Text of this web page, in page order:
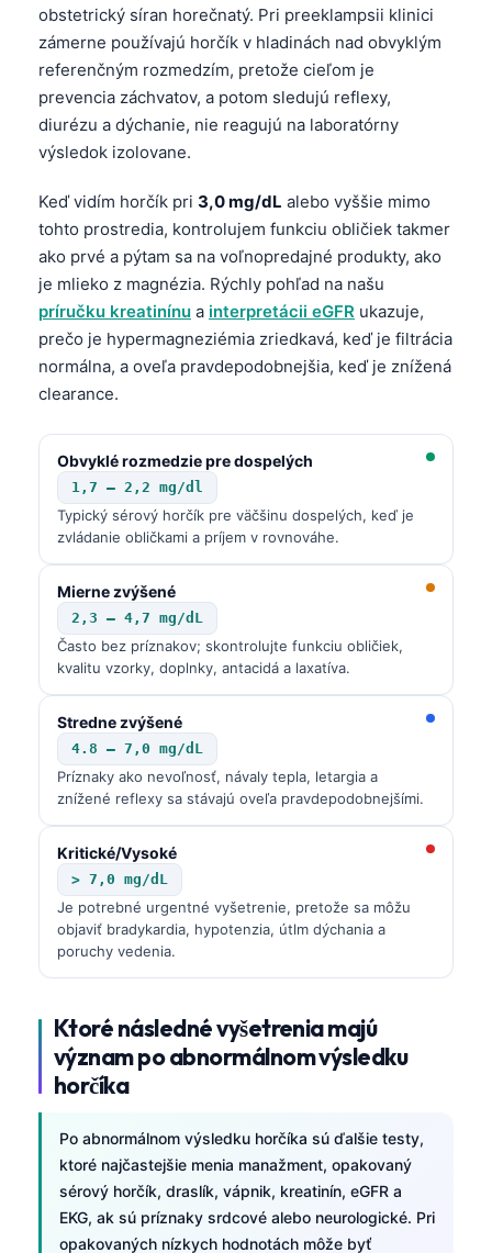
obstetrický síran horečnatý. Pri preeklampsii klinici
zámerne používajú horčík v hladinách nad obvyklým
referenčným rozmedzím, pretože cieľom je
prevencia záchvatov, a potom sledujú reflexy,
diurézu a dýchanie, nie reagujú na laboratórny
výsledok izolovane.
Keď vidím horčík pri 3,0 mg/dL alebo vyššie mimo
tohto prostredia, kontrolujem funkciu obličiek takmer
ako prvé a pýtam sa na voľnopredajné produkty, ako
je mlieko z magnézia. Rýchly pohľad na našu
príručku kreatinínu a interpretácii eGFR ukazuje,
prečo je hypermagneziémia zriedkavá, keď je filtrácia
normálna, a oveľa pravdepodobnejšia, keď je znížená
clearance.
Obvyklé rozmedzie pre dospelých
1,7 – 2,2 mg/dl
Typický sérový horčík pre väčšinu dospelých, keď je
zvládanie obličkami a príjem v rovnováhe.
Mierne zvýšené
2,3 – 4,7 mg/dL
Často bez príznakov; skontrolujte funkciu obličiek,
kvalitu vzorky, doplnky, antacidá a laxatíva.
Stredne zvýšené
4.8 – 7,0 mg/dL
Príznaky ako nevoľnosť, návaly tepla, letargia a
znížené reflexy sa stávajú oveľa pravdepodobnejšími.
Kritické/Vysoké
> 7,0 mg/dL
Je potrebné urgentné vyšetrenie, pretože sa môžu
objaviť bradykardia, hypotenzia, útlm dýchania a
poruchy vedenia.
Ktoré následné vyšetrenia majú
význam po abnormálnom výsledku
horčíka
Po abnormálnom výsledku horčíka sú ďalšie testy,
ktoré najčastejšie menia manažment, opakovaný
sérový horčík, draslík, vápnik, kreatinín, eGFR a
EKG, ak sú príznaky srdcové alebo neurologické. Pri
opakovaných nízkych hodnotách môže byť